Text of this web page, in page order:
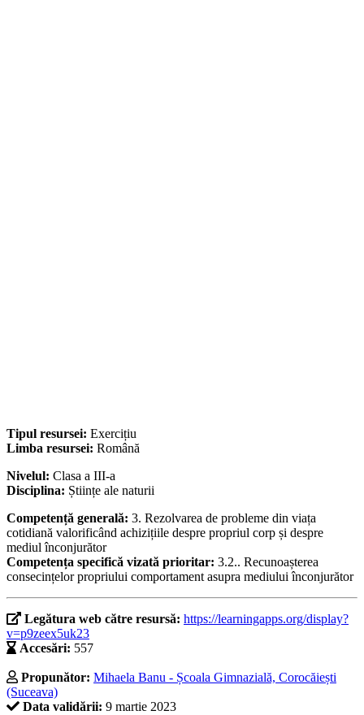
Tipul resursei: Exercițiu
Limba resursei: Română
Nivelul: Clasa a III-a
Disciplina: Științe ale naturii
Competență generală: 3. Rezolvarea de probleme din viața
cotidiană valorificând achizițiile despre propriul corp și despre
mediul înconjurător
Competența specifică vizată prioritar: 3.2.. Recunoașterea
consecințelor propriului comportament asupra mediului înconjurător
Legătura web către resursă: https://learningapps.org/display?
v=p9zeex5uk23
Accesări: 557
Propunător: Mihaela Banu - Școala Gimnazială, Corocăiești
(Suceava)
Data validării: 9 martie 2023